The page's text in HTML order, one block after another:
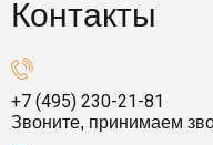
Контакты
+7 (495) 230-21-81
Звоните, принимаем